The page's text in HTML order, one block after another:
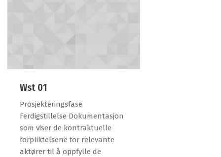
Wst 01
Prosjekteringsfase
Ferdigstillelse Dokumentasjon
som viser de kontraktuelle
forpliktelsene for relevante
aktører til å oppfylle de